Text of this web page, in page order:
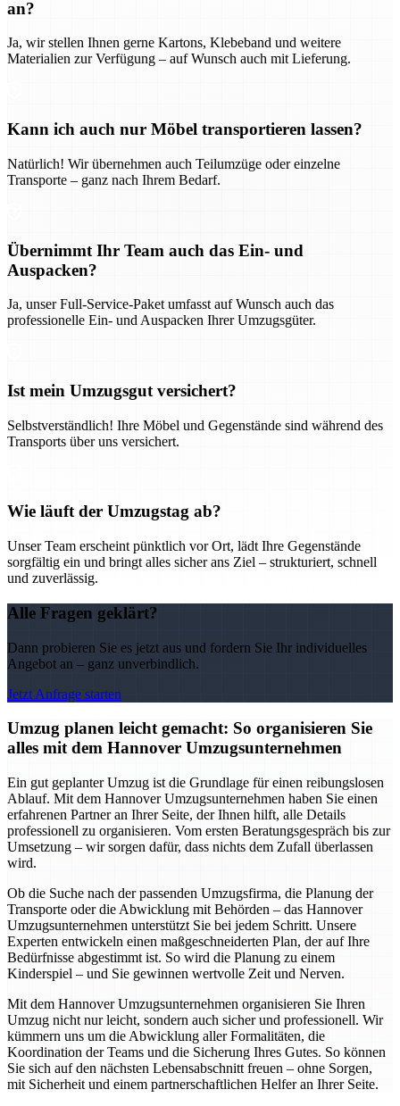
an?
Ja, wir stellen Ihnen gerne Kartons, Klebeband und weitere
Materialien zur Verfügung – auf Wunsch auch mit Lieferung.
Kann ich auch nur Möbel transportieren lassen?
Natürlich! Wir übernehmen auch Teilumzüge oder einzelne
Transporte – ganz nach Ihrem Bedarf.
Übernimmt Ihr Team auch das Ein- und
Auspacken?
Ja, unser Full-Service-Paket umfasst auf Wunsch auch das
professionelle Ein- und Auspacken Ihrer Umzugsgüter.
Ist mein Umzugsgut versichert?
Selbstverständlich! Ihre Möbel und Gegenstände sind während des
Transports über uns versichert.
Wie läuft der Umzugstag ab?
Unser Team erscheint pünktlich vor Ort, lädt Ihre Gegenstände
sorgfältig ein und bringt alles sicher ans Ziel – strukturiert, schnell
und zuverlässig.
Alle Fragen geklärt?
Dann probieren Sie es jetzt aus und fordern Sie Ihr individuelles
Angebot an – ganz unverbindlich.
Jetzt Anfrage starten
Umzug planen leicht gemacht: So organisieren Sie
alles mit dem Hannover Umzugsunternehmen
Ein gut geplanter Umzug ist die Grundlage für einen reibungslosen
Ablauf. Mit dem Hannover Umzugsunternehmen haben Sie einen
erfahrenen Partner an Ihrer Seite, der Ihnen hilft, alle Details
professionell zu organisieren. Vom ersten Beratungsgespräch bis zur
Umsetzung – wir sorgen dafür, dass nichts dem Zufall überlassen
wird.
Ob die Suche nach der passenden Umzugsfirma, die Planung der
Transporte oder die Abwicklung mit Behörden – das Hannover
Umzugsunternehmen unterstützt Sie bei jedem Schritt. Unsere
Experten entwickeln einen maßgeschneiderten Plan, der auf Ihre
Bedürfnisse abgestimmt ist. So wird die Planung zu einem
Kinderspiel – und Sie gewinnen wertvolle Zeit und Nerven.
Mit dem Hannover Umzugsunternehmen organisieren Sie Ihren
Umzug nicht nur leicht, sondern auch sicher und professionell. Wir
kümmern uns um die Abwicklung aller Formalitäten, die
Koordination der Teams und die Sicherung Ihres Gutes. So können
Sie sich auf den nächsten Lebensabschnitt freuen – ohne Sorgen,
mit Sicherheit und einem partnerschaftlichen Helfer an Ihrer Seite.